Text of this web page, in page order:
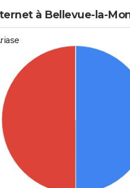
à Bellevue-la-